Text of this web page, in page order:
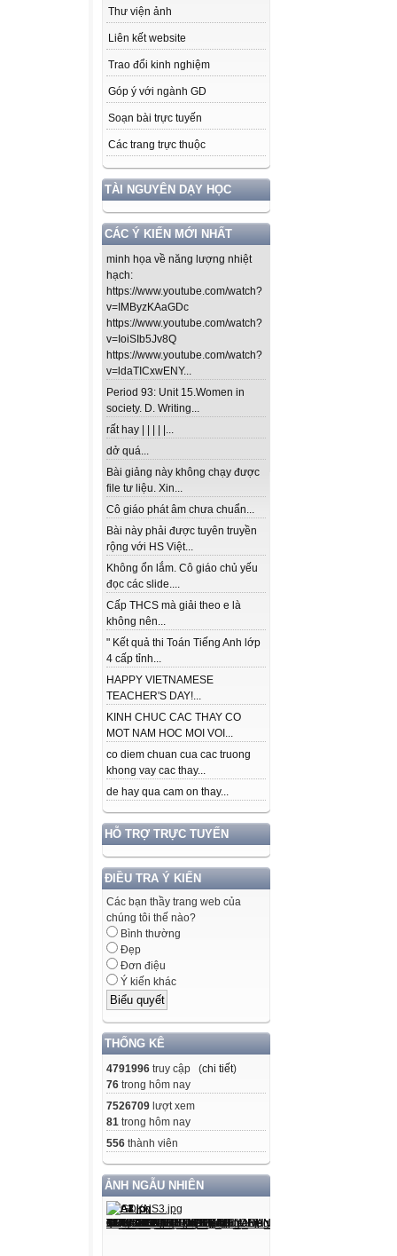
Thư viện ảnh
Liên kết website
Trao đổi kinh nghiệm
Góp ý với ngành GD
Soạn bài trực tuyến
Các trang trực thuộc
TÀI NGUYÊN DẠY HỌC
CÁC Ý KIẾN MỚI NHẤT
minh họa về năng lượng nhiệt
hạch:
https://www.youtube.com/watch?
v=IMByzKAaGDc
https://www.youtube.com/watch?
v=IoiSIb5Jv8Q
https://www.youtube.com/watch?
v=ldaTICxwENY...
Period 93: Unit 15.Women in
society. D. Writing...
rất hay | | | | |...
dở quá...
Bài giảng này không chạy được
file tư liệu. Xin...
Cô giáo phát âm chưa chuẩn...
Bài này phải được tuyên truyền
rộng với HS Việt...
Không ổn lắm. Cô giáo chủ yếu
đọc các slide....
Cấp THCS mà giải theo e là
không nên...
" Kết quả thi Toán Tiếng Anh lớp
4 cấp tỉnh...
HAPPY VIETNAMESE
TEACHER'S DAY!...
KINH CHUC CAC THAY CO
MOT NAM HOC MOI VOI...
co diem chuan cua cac truong
khong vay cac thay...
de hay qua cam on thay...
HỖ TRỢ TRỰC TUYẾN
ĐIỀU TRA Ý KIẾN
Các bạn thầy trang web của
chúng tôi thế nào?
Bình thường
Đẹp
Đơn điệu
Ý kiến khác
THỐNG KÊ
4791996 truy cập (chi tiết)
76 trong hôm nay
7526709 lượt xem
81 trong hôm nay
556 thành viên
ẢNH NGẪU NHIÊN